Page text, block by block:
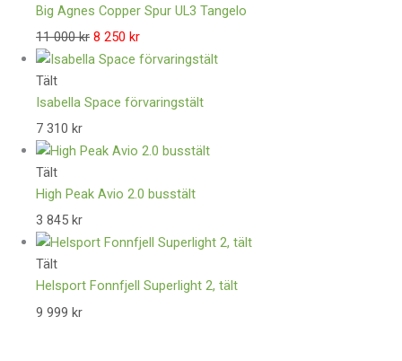
Big Agnes Copper Spur UL3 Tangelo
11 000kr 8 250 kr
Tält
Isabella Space förvaringstält
7 310 kr
Tält
High Peak Avio 2.0 busstält
3 845 kr
Tält
Helsport Fonnfjell Superlight 2, tält
9 999 kr